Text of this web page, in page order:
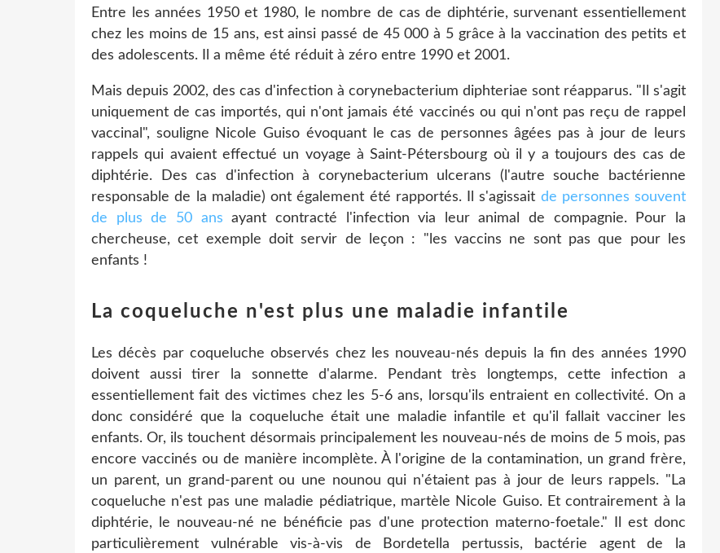
Entre les années 1950 et 1980, le nombre de cas de diphtérie, survenant essentiellement
chez les moins de 15 ans, est ainsi passé de 45 000 à 5 grâce à la vaccination des petits et
des adolescents. Il a même été réduit à zéro entre 1990 et 2001.
Mais depuis 2002, des cas d'infection à corynebacterium diphteriae sont réapparus. "Il s'agit
uniquement de cas importés, qui n'ont jamais été vaccinés ou qui n'ont pas reçu de rappel
vaccinal", souligne Nicole Guiso évoquant le cas de personnes âgées pas à jour de leurs
rappels qui avaient effectué un voyage à Saint-Pétersbourg où il y a toujours des cas de
diphtérie. Des cas d'infection à corynebacterium ulcerans (l'autre souche bactérienne
responsable de la maladie) ont également été rapportés. Il s'agissait de personnes souvent
de plus de 50 ans ayant contracté l'infection via leur animal de compagnie. Pour la
chercheuse, cet exemple doit servir de leçon : "les vaccins ne sont pas que pour les
enfants !
La coqueluche n'est plus une maladie infantile
Les décès par coqueluche observés chez les nouveau-nés depuis la fin des années 1990
doivent aussi tirer la sonnette d'alarme. Pendant très longtemps, cette infection a
essentiellement fait des victimes chez les 5-6 ans, lorsqu'ils entraient en collectivité. On a
donc considéré que la coqueluche était une maladie infantile et qu'il fallait vacciner les
enfants. Or, ils touchent désormais principalement les nouveau-nés de moins de 5 mois, pas
encore vaccinés ou de manière incomplète. À l'origine de la contamination, un grand frère,
un parent, un grand-parent ou une nounou qui n'étaient pas à jour de leurs rappels. "La
coqueluche n'est pas une maladie pédiatrique, martèle Nicole Guiso. Et contrairement à la
diphtérie, le nouveau-né ne bénéficie pas d'une protection materno-foetale." Il est donc
particulièrement vulnérable vis-à-vis de Bordetella pertussis, bactérie agent de la